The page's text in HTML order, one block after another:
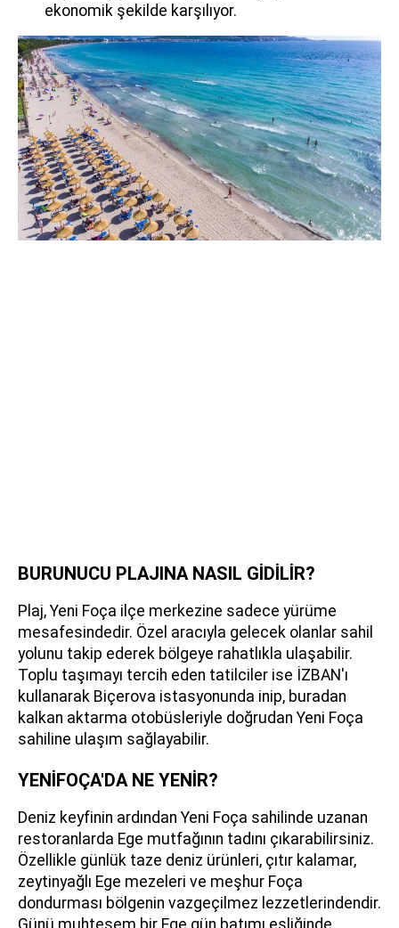
ekonomik şekilde karşılıyor.
BURUNUCU PLAJINA NASIL GİDİLİR?
Plaj, Yeni Foça ilçe merkezine sadece yürüme
mesafesindedir. Özel aracıyla gelecek olanlar sahil
yolunu takip ederek bölgeye rahatlıkla ulaşabilir.
Toplu taşımayı tercih eden tatilciler ise İZBAN'ı
kullanarak Biçerova istasyonunda inip, buradan
kalkan aktarma otobüsleriyle doğrudan Yeni Foça
sahiline ulaşım sağlayabilir.
YENİFOÇA'DA NE YENİR?
Deniz keyfinin ardından Yeni Foça sahilinde uzanan
restoranlarda Ege mutfağının tadını çıkarabilirsiniz.
Özellikle günlük taze deniz ürünleri, çıtır kalamar,
zeytinyağlı Ege mezeleri ve meşhur Foça
dondurması bölgenin vazgeçilmez lezzetlerindendir.
Günü muhteşem bir Ege gün batımı eşliğinde,